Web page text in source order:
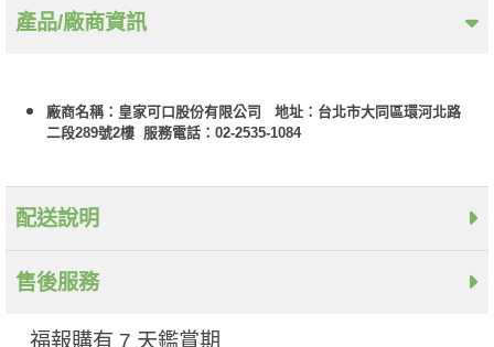
產品/廠商資訊
廠商名稱：皇家可口股份有限公司 地址：台北市大同區環河北路
二段289號2樓 服務電話：02-2535-1084
配送說明
售後服務
福報購有 7 天鑑賞期